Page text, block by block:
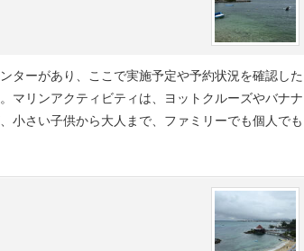
眺めたいな♪
した（笑）
全米シェアNo.1ブランドのシーリー社製のマット
ホテルです。
ターがあり、ここで実施予定や予約状況を確認した
マリンアクティビティは、ヨットクルーズやバナナ
小さい子供から大人まで、ファミリーでも個人でも